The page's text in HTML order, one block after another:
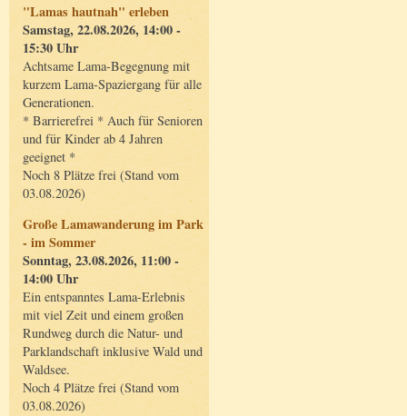
"Lamas hautnah" erleben
Samstag, 22.08.2026, 14:00 -
15:30 Uhr
Achtsame Lama-Begegnung mit
kurzem Lama-Spaziergang für alle
Generationen.
* Barrierefrei * Auch für Senioren
und für Kinder ab 4 Jahren
geeignet *
Noch 8 Plätze frei (Stand vom
03.08.2026)
Große Lamawanderung im Park
- im Sommer
Sonntag, 23.08.2026, 11:00 -
14:00 Uhr
Ein entspanntes Lama-Erlebnis
mit viel Zeit und einem großen
Rundweg durch die Natur- und
Parklandschaft inklusive Wald und
Waldsee.
Noch 4 Plätze frei (Stand vom
03.08.2026)